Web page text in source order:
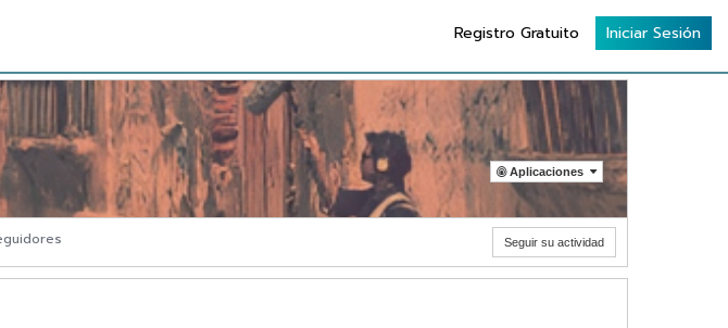
Registro Gratuito Iniciar Sesión
Aplicaciones
Seguir su actividad